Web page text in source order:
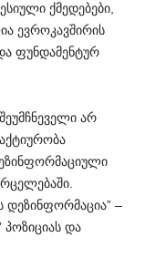
ქმედებები,
ევროკავშირის
ფუნდამენტურ
არ
დეზინფორმაცია” –
პოზიციას და